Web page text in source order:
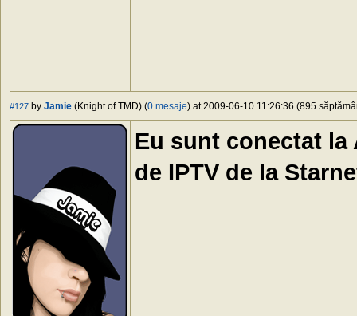
#127 by Jamie (Knight of TMD) (0 mesaje) at 2009-06-10 11:26:36 (895
Eu sunt conectat la
de IPTV de la